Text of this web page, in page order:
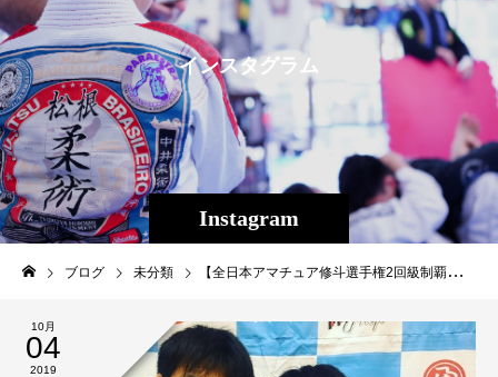
Instagram
インスタグラ ム
ブログ 未分類 【全日本アマチュア修斗選手権2回級制覇！】 先日行われた第２６回全日本アマチュア修斗選手権。 北は北海道から南は沖縄まで全国各地から各選手権を勝ち抜いた猛者達が集まり、プロフェッショナル修斗のリングを目指して熱い試合が繰り広げられました。 出場する事も難しく、優勝するのはわずか一握りの全日本選手権。 そんな選手権で沖縄から２人の優勝者を輩出することが出来たのは非常に嬉しく思います。 １５歳にTheパラエストラ沖縄に入会したリュウヤは現在２１歳、受験の際は長期休会もしましたが過去６年間真面目に練習に励んできました。 その礼儀正しさとは裏腹に試合では不器用な面もあり、勝てない時期もありましたが最近は自身の打・投・極、戦い方をしっかり理解し勝ち星を重ねれるようになりました。 １回戦シードで迎えた２回戦、中部地方の実力者相手にパンチでダウンを奪いバックキープで判定勝利、準決勝は打撃主体の選手に打ち勝ち判定勝利、決勝戦を迎えました。 堅実にトップキープをして勝ち上がってきた相手に対し打撃主体で攻め立て、テイクダウ狙いの相手に対し切り返してトップキープしてラウンドを終える。 勝負の２Ｒ、相手の攻め方は分かってきたので初回同様試合を進めて行こうと思いきやテイクダウンを許してしまう、しかし下から怒涛の攻めを見せ三角締め。相手の力が抜け落ちたのを確認してレフェリーが試合をストップ、一本勝ちにより全日本アマチュア修斗選手権ストロー級を制しました！ 中学生の頃からパラエストラ沖縄に通い出した少年は、礼儀正しく周りに気を使える立派な青年になりました。苦労も知っている、努力も知っている、そんなリュウヤだからこそこの優勝は本当に嬉しかったです。 ・・・ １４歳中学２年生の時に入会したキラトは現在高校２年生、昨年の沖縄選手権は高校１年生にして現在プロで活躍する野尻定由（赤崎道場）選手に勝利し優勝を果たしましたが、全日本選手権は１回戦負け。 全日本優勝を目標に１年トレーニングに励み、今年も沖縄選手権を優勝、九州選手権は準優勝し全日本選手権に挑みました。 一回戦をバックチョークで勝利し、２回戦、準決勝はグラウンドで相手を制圧し決勝進出、 決勝は柔術茶帯でアマチュアＭＭＡで様々なタイトルを持つ難敵を迎えました。 １Ｒ寝技に持ち込みたい相手のテイクダウンを徹底的に切る、打撃を効かせつつ最後はハーフをキープして終了。１Ｒはとったか。 ２Ｒはテイクダウンから引きこんディ―プハーフにとらえてきた相手に対しスイープされつつも三角締めにとらえる。 相手がたまらずタップし、１７歳高校２年生に出して全日本選手権激戦のフェザー級を制しました！ 練習を怠けることもあり、反抗期に入っては叱ることばかりで、一時は自分に、もう修斗は辞めなさい、とまで言わせた聞かん坊は、元プロボクサーの父親譲りの身体の強さと執念で全日本選手権を優勝しました。 若い人生、この先楽しい事、誘惑も沢山あるだろう。 両親にやりたい事をやらせてもらっているならば、自分でやりたいと決めたことならば、 全力で取り組んでこの先も頑張って行ってもらいたいと思います。 今まで自分の後輩では、 扇久保博正（修斗フェザー級&フライ級世界チャンピオン） 児山佳宏（環太平洋ウェルター級チャンピオン、 ジャイアン貴裕（和歌山ジビエ販売）、 内藤のび太（修斗フライ級、ONE FCストロー級チャンピオン） 岡田 遼（現修斗環太平洋バンタム級チャンピオン） 平良達郎（現修斗世界バンタム級１０位） 山城翔（バンタム級プロシューター） と現在プロの世界で活躍する選手達が優勝してきた全日本選手権。 この２人はこの先の選手生活どこまで辿り着くことが出来るのか、 心身ともに成長させ２人の勝利、活躍を今後も存分に楽しみながら成長させていかせたいと思います。 ２人とも心から、おめでとう。 優勝後、打ち上げはサイゼリヤでプロシュート（生ハム）が食いたいっす！ との事でサイゼリヤにてご機嫌にプロシュートを食べるリュウヤ。 昨年は２回戦負けで食べれず、１年越しに優勝し食べたプロシュートの味は人生で忘れる事はきっと無いでしょう。（沖縄にサイゼリヤはありません） 今回Theパラエストラ沖縄からは５名出場し３名は１回戦敗退でした。 優勝者は努力の結果が実り嬉しい反面、悔しい思いをした生徒もいました。 選手には常に高い志を持って欲しいと思っています。 全日本で勝ちたい、プロになりたい、のではなく、プロでどうすれば勝っていけるのか、ということを想像して日々の練習に励むことが出来れば自ずと結果はついてきます。 昨今中々、自身の目標を持てる若者は少なく、ましてや夢を口に出せない若者が多数いますが、若い君たちは間違いなく可能性に満ち溢れており、その可能性は広がるばかりです。 人生１度。誰だって１度しかない今の人生を生きているんです。 どうせやるならば志を高く持って、口を大にして夢を語り、その目標に向かって一生懸命に努力してほしいと切に願います。 #アマチュア修斗 #全日本アマチュア修斗選手権 #パラエストラ #沖縄 #那覇 #与儀 #MMA #shooto #コザ #総合格闘技 #修斗 #キックボクシング #柔術 #jiujitsu #ダイエ
10月
04
2019